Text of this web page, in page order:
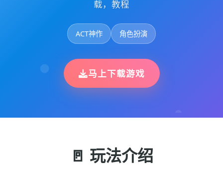
载，教程
ACT神作 角色扮演
马上下载游戏
🚪 玩法介绍